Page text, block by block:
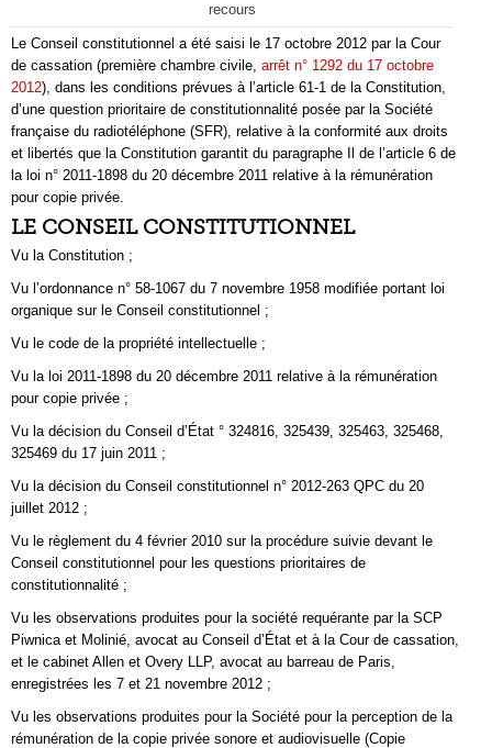
recours
Le Conseil constitutionnel a été saisi le 17 octobre 2012 par la Cour
de cassation (première chambre civile, arrêt n° 1292 du 17 octobre
2012), dans les conditions prévues à l’article 61-1 de la Constitution,
d’une question prioritaire de constitutionnalité posée par la Société
française du radiotéléphone (SFR), relative à la conformité aux droits
et libertés que la Constitution garantit du paragraphe Il de l’article 6 de
la loi n° 2011-1898 du 20 décembre 2011 relative à la rémunération
pour copie privée.
LE CONSEIL CONSTITUTIONNEL
Vu la Constitution ;
Vu l’ordonnance n° 58-1067 du 7 novembre 1958 modifiée portant loi
organique sur le Conseil constitutionnel ;
Vu le code de la propriété intellectuelle ;
Vu la loi 2011-1898 du 20 décembre 2011 relative à la rémunération
pour copie privée ;
Vu la décision du Conseil d’État ° 324816, 325439, 325463, 325468,
325469 du 17 juin 2011 ;
Vu la décision du Conseil constitutionnel n° 2012-263 QPC du 20
juillet 2012 ;
Vu le règlement du 4 février 2010 sur la procédure suivie devant le
Conseil constitutionnel pour les questions prioritaires de
constitutionnalité ;
Vu les observations produites pour la société requérante par la SCP
Piwnica et Molinié, avocat au Conseil d’État et à la Cour de cassation,
et le cabinet Allen et Overy LLP, avocat au barreau de Paris,
enregistrées les 7 et 21 novembre 2012 ;
Vu les observations produites pour la Société pour la perception de la
rémunération de la copie privée sonore et audiovisuelle (Copie